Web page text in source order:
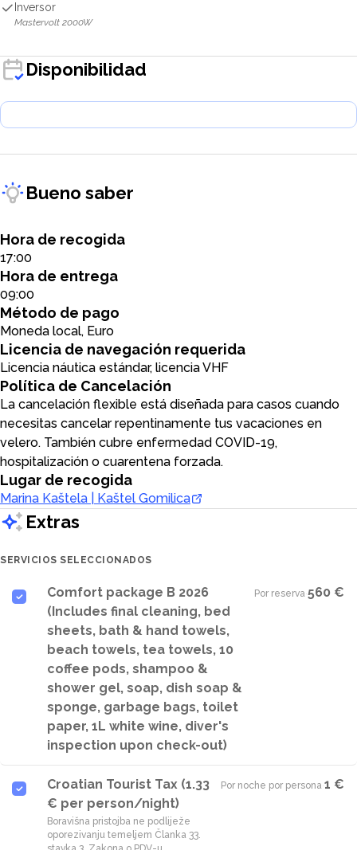
Inversor
Mastervolt 2000W
Disponibilidad
Bueno saber
Hora de recogida
17:00
Hora de entrega
09:00
Método de pago
Moneda local, Euro
Licencia de navegación requerida
Licencia náutica estándar, licencia VHF
Política de Cancelación
La cancelación flexible está diseñada para casos cuando
necesitas cancelar repentinamente tus vacaciones en
velero. También cubre enfermedad COVID-19,
hospitalización o cuarentena forzada.
Lugar de recogida
Marina Kaštela | Kaštel Gomilica
Extras
SERVICIOS SELECCIONADOS
Comfort package B 2026
(Includes final cleaning, bed
sheets, bath & hand towels,
beach towels, tea towels, 10
coffee pods, shampoo &
shower gel, soap, dish soap &
sponge, garbage bags, toilet
paper, 1L white wine, diver's
inspection upon check-out)
Por reserva·560 €
Croatian Tourist Tax (1.33
€ per person/night)
Boravišna pristojba ne podliježe
oporezivanju temeljem Članka 33.
Por noche por persona·1 €